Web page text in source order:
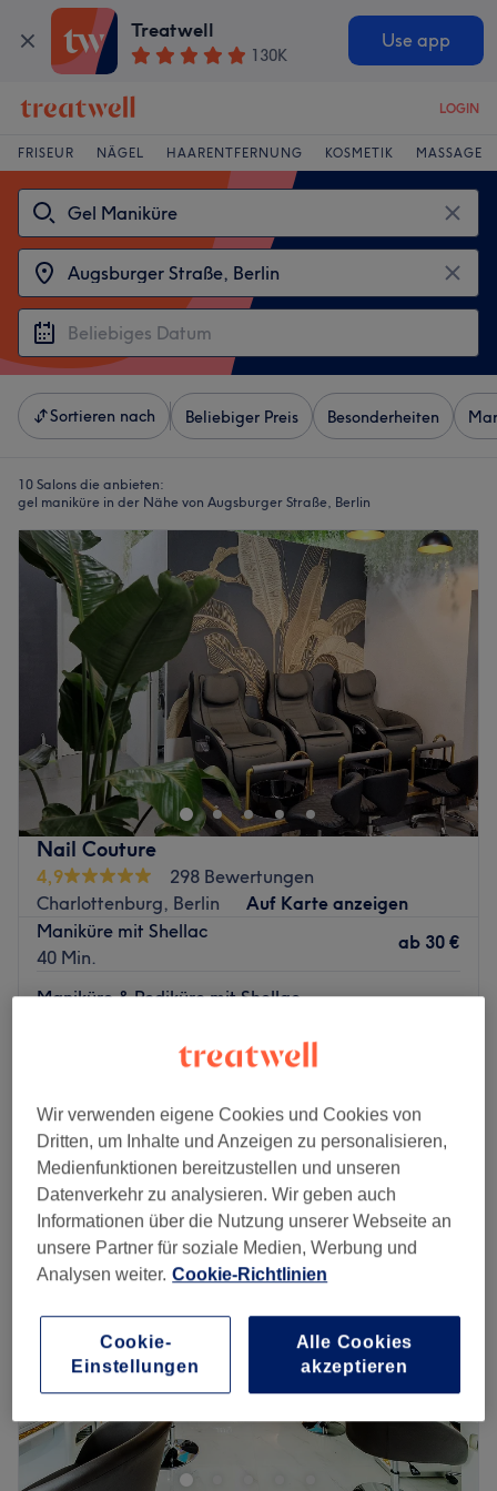
Treatwell
130K
Use app
LOGIN
FRISEUR NÄGEL HAARENTFERNUNG KOSMETIK MASSAGE
Sortieren nach Beliebiger Preis Besonderheiten
10 Salons die anbieten:
gel maniküre in der Nähe von Augsburger Straße, Berlin
Nail Couture
4,9
298 Bewertungen
Charlottenburg, Berlin
Auf Karte anzeigen
Maniküre mit Shellac
40 Min.
ab 30 €
Maniküre & Pediküre mit Shellac
Maniküre & Pediküre mit Nagellack
Schnellansicht Saloninfos
Montag 09:30–19:30
Dienstag
09:30–19:30
Mittwoch
09:30–19:30
Donnerstag
09:30– 19:30
Freitag
Samstag
09:30–19:30
Sonntag
Geschlossen
Willkommen bei NAIL Couture in Berlin, deiner top
Adresse für erstklassige Nageldesigns, Nagelpflege &
Kosmetikbehandlungen. Überzeuge dich selbst und buche
deinen Termin direkt und unkompliziert über die Treatwell
Wir verwenden eigene Cookies und Cookies von
Dritten, um Inhalte und Anzeigen zu personalisieren,
Medienfunktionen bereitzustellen und unseren
Datenverkehr zu analysieren. Wir geben auch
Informationen über die Nutzung unserer Webseite an
unsere Partner für soziale Medien, Werbung und
Analysen weiter. Cookie-Richtlinien
Cookie-
Einstellungen
Alle Cookies
akzeptieren